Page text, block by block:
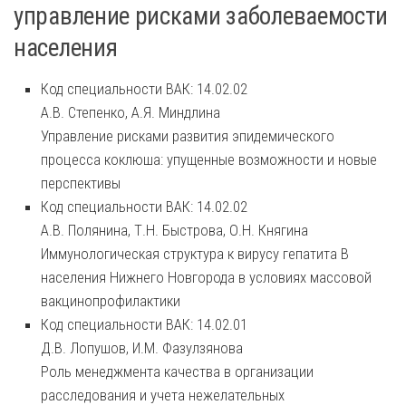
управление рисками заболеваемости
населения
Код специальности ВАК: 14.02.02
А.В. Степенко, А.Я. Миндлина
Управление рисками развития эпидемического
процесса коклюша: упущенные возможности и новые
перспективы
Код специальности ВАК: 14.02.02
А.В. Полянина, Т.Н. Быстрова, О.Н. Княгина
Иммунологическая структура к вирусу гепатита В
населения Нижнего Новгорода в условиях массовой
вакцинопрофилактики
Код специальности ВАК: 14.02.01
Д.В. Лопушов, И.М. Фазулзянова
Роль менеджмента качества в организации
расследования и учета нежелательных